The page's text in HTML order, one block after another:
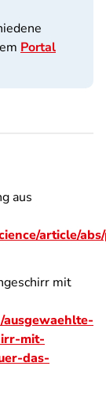
Portal
aus
article/
mit
mit-
das-